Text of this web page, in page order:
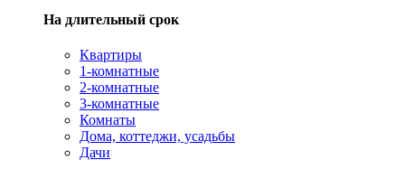
На длительный срок
Квартиры
1-комнатные
2-комнатные
3-комнатные
Комнаты
Дома, коттеджи, усадьбы
Дачи